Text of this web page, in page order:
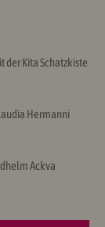
der Kita Schatzkiste
Hermanni
Ackva